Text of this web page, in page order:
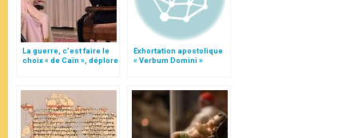
La guerre, c’est faire le
choix « de Caïn », déplore
Exhortation apostolique
« Verbum Domini »